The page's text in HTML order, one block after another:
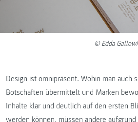
© Edda
Design ist omnipräsent. Wohin man auch
Botschaften übermittelt und Marken
Inhalte klar und deutlich auf den ersten
werden können, müssen andere